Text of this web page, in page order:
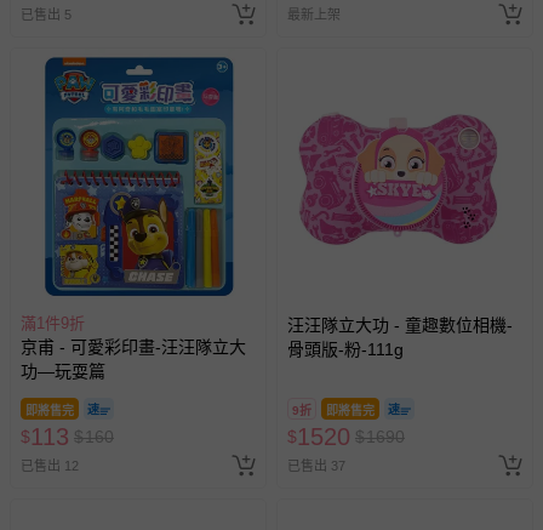
已售出 5 最新上架
滿1件9折
京甫 - 可愛彩印畫-汪汪隊立大
功—玩耍篇
即將售完
$113 $160
已售出 12
汪汪隊立大功 - 童趣數位相機-
骨頭版-粉-111g
9折 即將售完
$1520 $1690
已售出 37